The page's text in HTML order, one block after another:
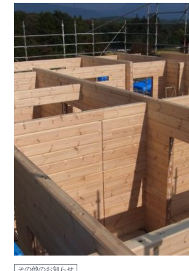
その他のお知らせ